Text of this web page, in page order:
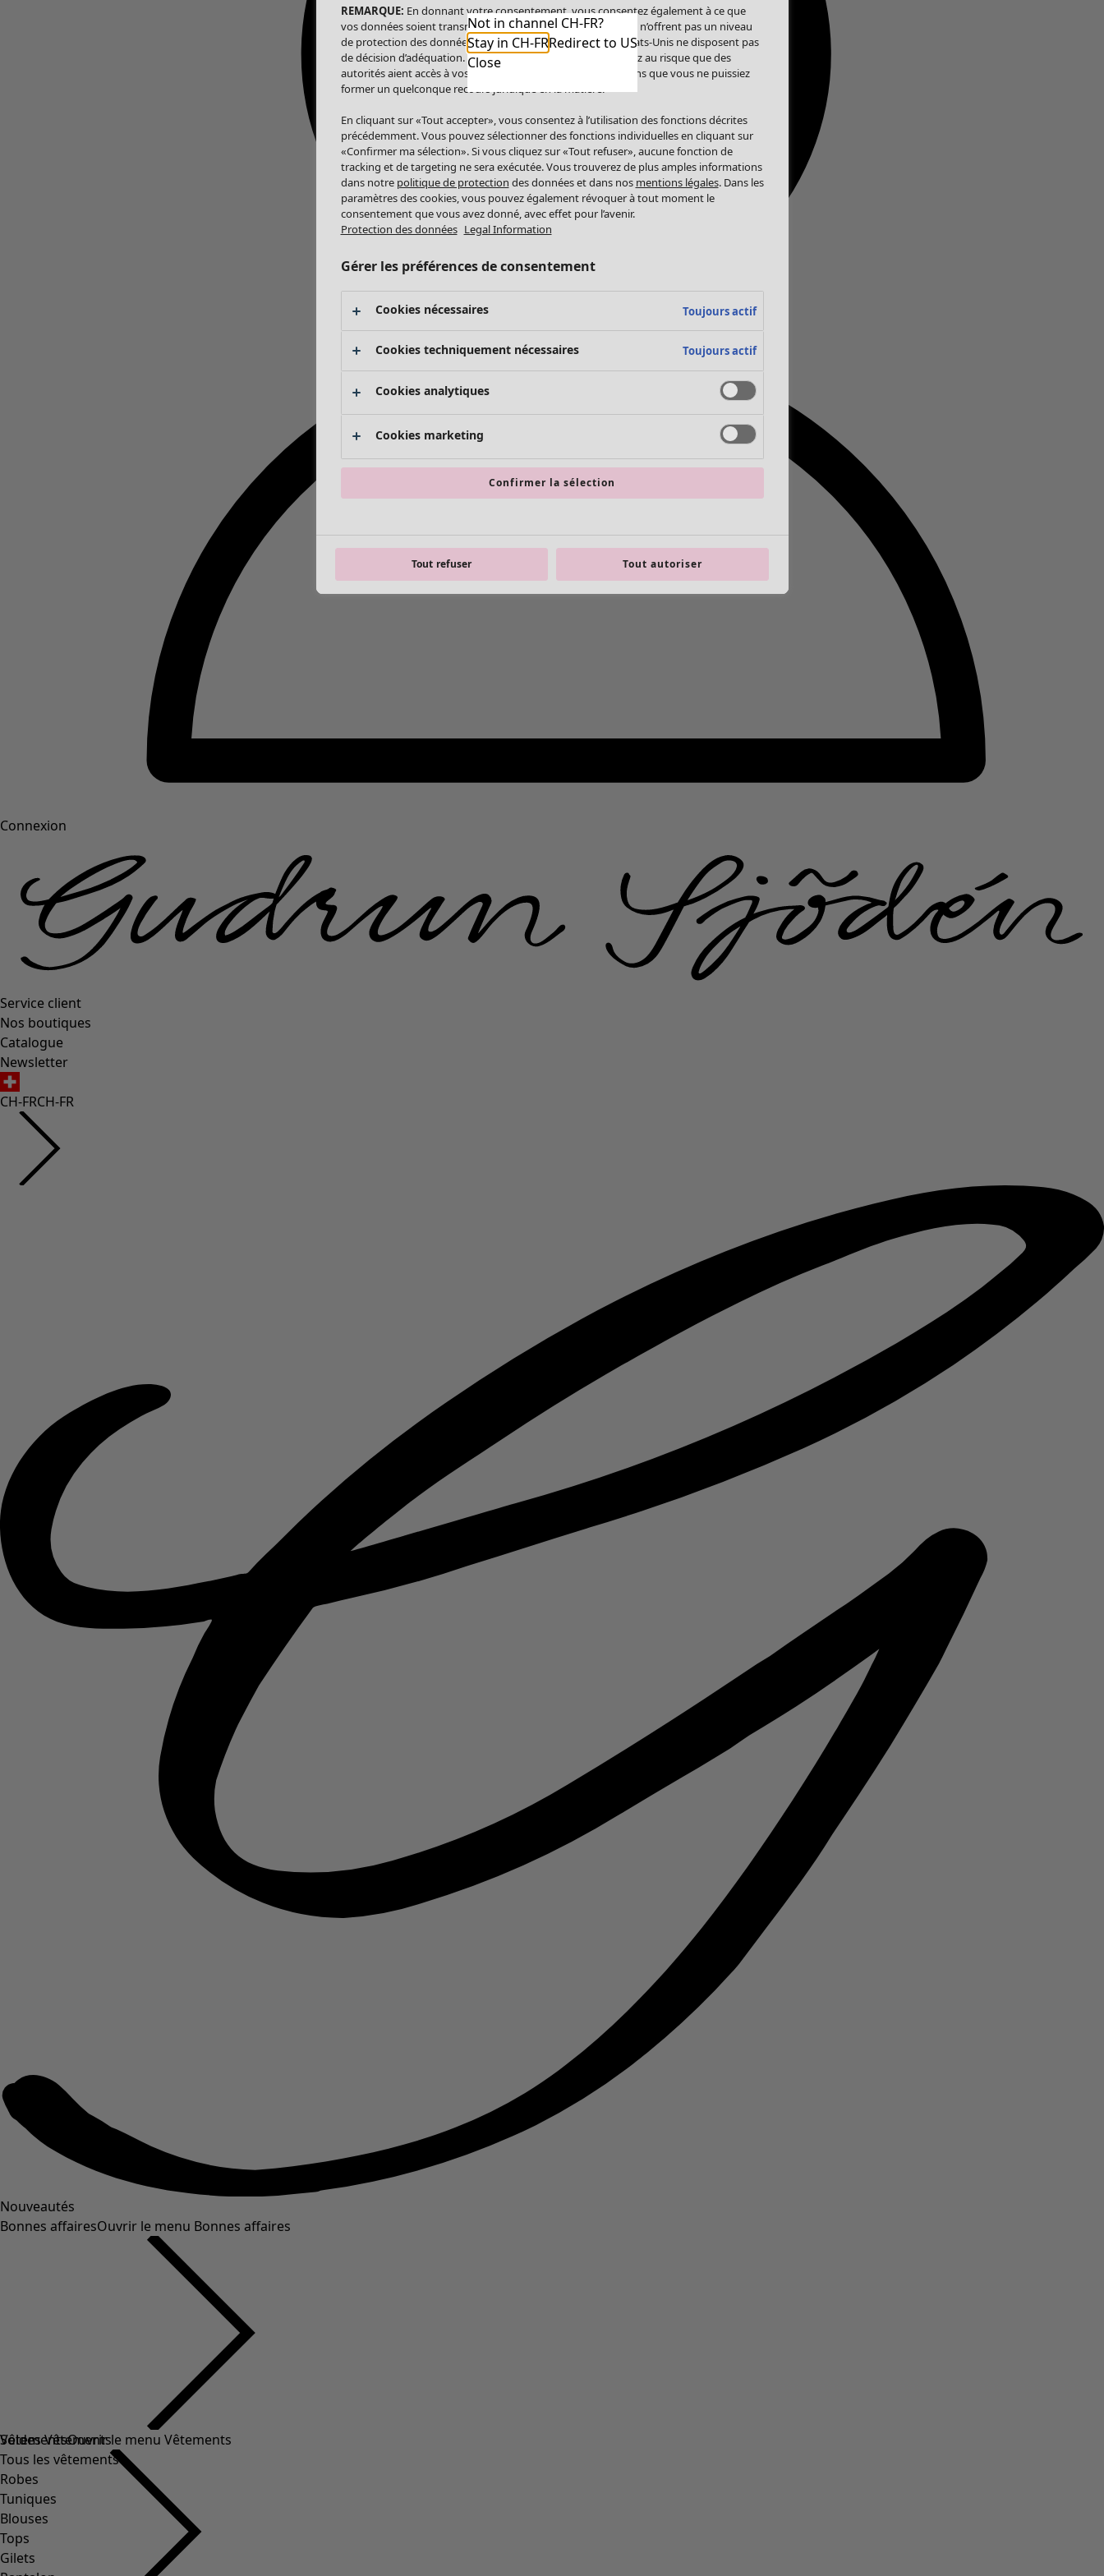
Connexion
Service client
Nos boutiques
Catalogue
Newsletter
CH-FRCH-FR
Nouveautés
Bonnes affairesOuvrir le menu Bonnes affaires
Soldes Vêtements
Tous les vêtements
Robes
Tuniques
Blouses
Tops
Gilets
VêtementsOuvrir le menu Vêtements
Not in channel CH-FR?
Stay in CH-FRRedirect to US
Close
REMARQUE: En donnant votre consentement, vous consentez également à ce que
vos données soient transmises aux États-Unis. Les États-Unis n’offrent pas un niveau
de protection des données comparable à celui de l’UE. Les États-Unis ne disposent pas
de décision d’adéquation. Par conséquent, vous vous exposez au risque que des
autorités aient accès à vos données à caractère personnel sans que vous ne puissiez
former un quelconque recours juridique en la matière.
En cliquant sur «Tout accepter», vous consentez à l’utilisation des fonctions décrites
précédemment. Vous pouvez sélectionner des fonctions individuelles en cliquant sur
«Confirmer ma sélection». Si vous cliquez sur «Tout refuser», aucune fonction de
tracking et de targeting ne sera exécutée. Vous trouverez de plus amples informations
dans notre politique de protection des données et dans nos mentions légales. Dans les
paramètres des cookies, vous pouvez également révoquer à tout moment le
consentement que vous avez donné, avec effet pour l’avenir.
Protection des données Legal Information
Gérer les préférences de consentement
Cookies nécessaires Toujours actif
Cookies techniquement nécessaires Toujours actif
Cookies analytiques
Cookies marketing
Confirmer la sélection
Tout refuser Tout autoriser